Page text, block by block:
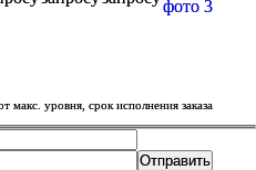
макс. уровня, срок исполнения заказа